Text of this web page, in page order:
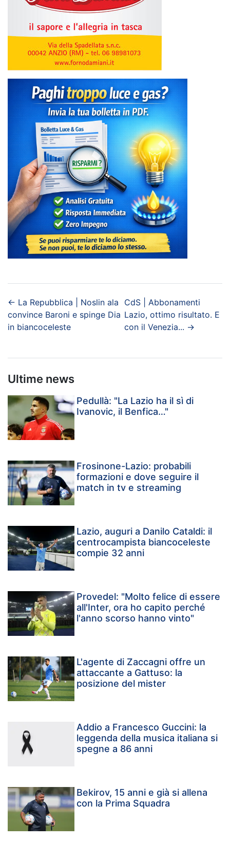
← La Repubblica | Noslin ala
convince Baroni e spinge Dia
in biancoceleste
CdS | Abbonamenti
Lazio, ottimo risultato. E
con il Venezia... →
Ultime news
Pedullà: "La Lazio ha il sì di
Ivanovic, il Benfica…"
Frosinone-Lazio: probabili
formazioni e dove seguire il
match in tv e streaming
Lazio, auguri a Danilo Cataldi: il
centrocampista biancoceleste
compie 32 anni
Provedel: "Molto felice di essere
all'Inter, ora ho capito perché
l'anno scorso hanno vinto"
L'agente di Zaccagni offre un
attaccante a Gattuso: la
posizione del mister
Addio a Francesco Guccini: la
leggenda della musica italiana si
spegne a 86 anni
Bekirov, 15 anni e già si allena
con la Prima Squadra